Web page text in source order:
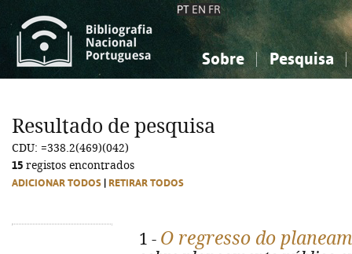
PT EN FR
Sobre Pesquisa
Ciências sociais...
Ciências sociais...
Resultado de pesquisa
CDU: =338.2(469)(042)
15 registos encontrados
ADICIONAR TODOS RETIRAR TODOS
1 - O regresso do